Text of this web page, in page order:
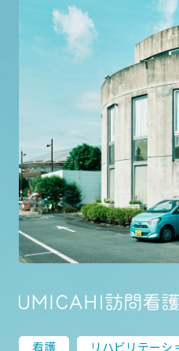
看護 リハビリテーシ